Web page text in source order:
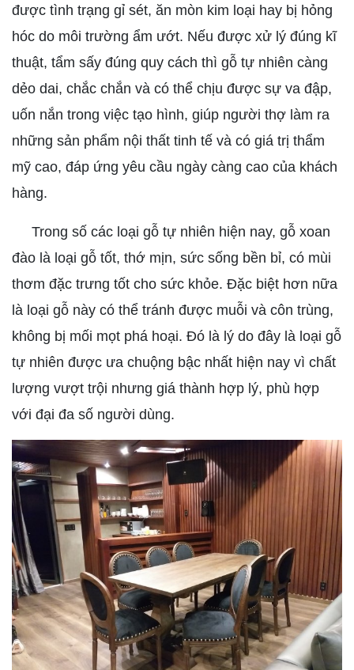
được tình trạng gỉ sét, ăn mòn kim loại hay bị hỏng
hóc do môi trường ẩm ướt. Nếu được xử lý đúng kĩ
thuật, tẩm sấy đúng quy cách thì gỗ tự nhiên càng
dẻo dai, chắc chắn và có thể chịu được sự va đập,
uốn nắn trong việc tạo hình, giúp người thợ làm ra
những sản phẩm nội thất tinh tế và có giá trị thẩm
mỹ cao, đáp ứng yêu cầu ngày càng cao của khách
hàng.
Trong số các loại gỗ tự nhiên hiện nay, gỗ xoan
đào là loại gỗ tốt, thớ mịn, sức sống bền bỉ, có mùi
thơm đặc trưng tốt cho sức khỏe. Đặc biệt hơn nữa
là loại gỗ này có thể tránh được muỗi và côn trùng,
không bị mối mọt phá hoại. Đó là lý do đây là loại gỗ
tự nhiên được ưa chuộng bậc nhất hiện nay vì chất
lượng vượt trội nhưng giá thành hợp lý, phù hợp
với đại đa số người dùng.